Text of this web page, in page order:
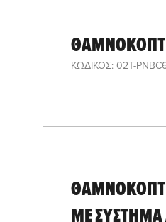
ΚΩΔΙΚΟΣ: 02T-
ΜΕ